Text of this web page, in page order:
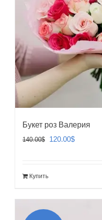
Букет роз Валерия
140.00$
Первоначальная
120.00$Текущая
Купить